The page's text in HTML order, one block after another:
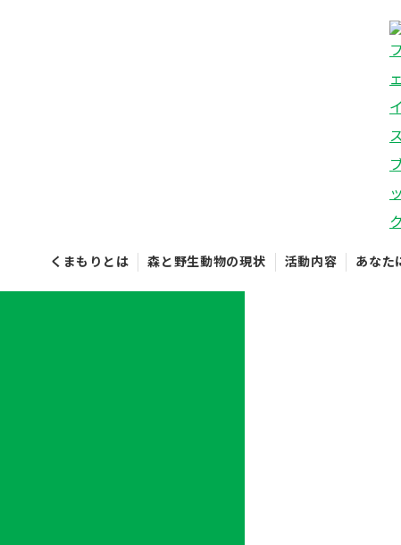
くまもりとは 森と野生動物の現状 活動内容 あなた